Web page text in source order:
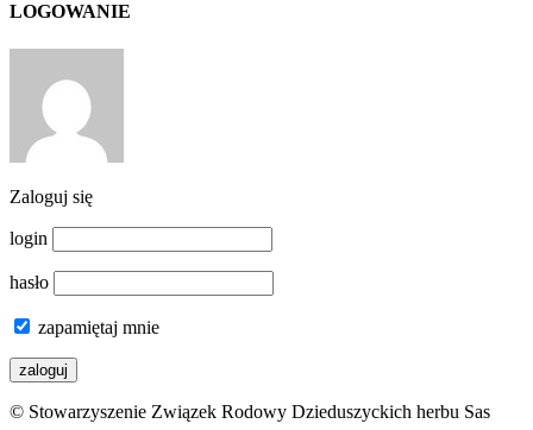
LOGOWANIE
Zaloguj się
login
hasło
zapamiętaj mnie
© Stowarzyszenie Związek Rodowy Dzieduszyckich herbu Sas